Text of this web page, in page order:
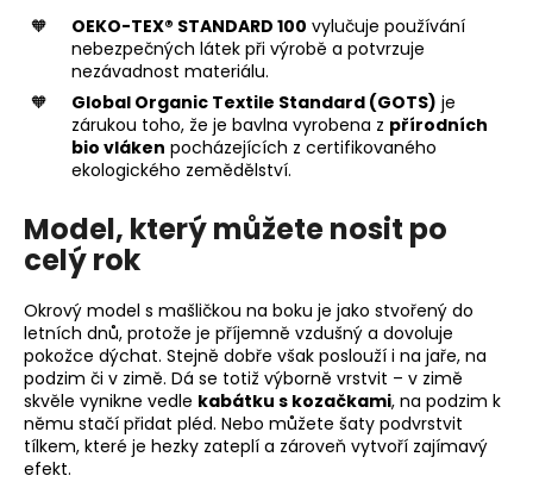
OEKO-TEX® STANDARD 100 vylučuje používání
nebezpečných látek při výrobě a potvrzuje
nezávadnost materiálu.
Global Organic Textile Standard (GOTS) je
zárukou toho, že je bavlna vyrobena z přírodních
bio vláken pocházejících z certifikovaného
ekologického zemědělství.
Model, který můžete nosit po
celý rok
Okrový model s mašličkou na boku je jako stvořený do
letních dnů, protože je příjemně vzdušný a dovoluje
pokožce dýchat. Stejně dobře však poslouží i na jaře, na
podzim či v zimě. Dá se totiž výborně vrstvit – v zimě
skvěle vynikne vedle kabátku s kozačkami, na podzim k
němu stačí přidat pléd. Nebo můžete šaty podvrstvit
tílkem, které je hezky zateplí a zároveň vytvoří zajímavý
efekt.